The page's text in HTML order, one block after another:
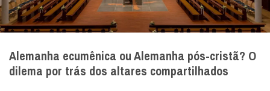
Alemanha ecumênica ou Alemanha pós-cristã? O
dilema por trás dos altares compartilhados